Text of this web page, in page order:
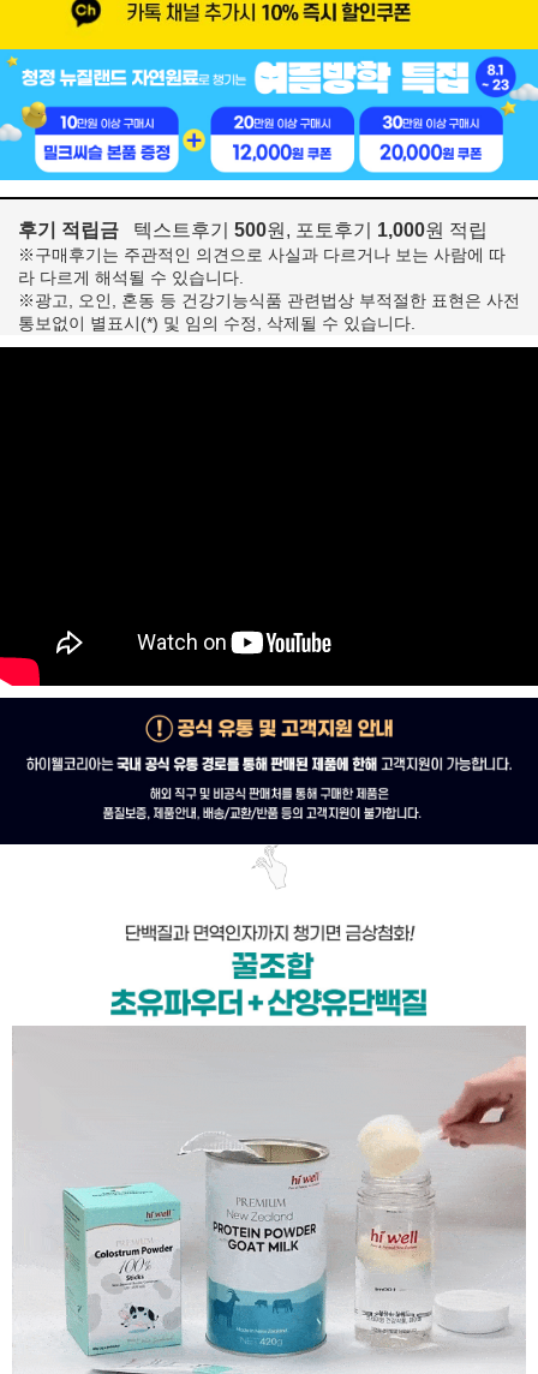
후기 적립금 텍스트후기 500원, 포토후기 1,000원 적립
※구매후기는 주관적인 의견으로 사실과 다르거나 보는 사람에 따
라 다르게 해석될 수 있습니다.
※광고, 오인, 혼동 등 건강기능식품 관련법상 부적절한 표현은 사전
통보없이 별표시(*) 및 임의 수정, 삭제될 수 있습니다.